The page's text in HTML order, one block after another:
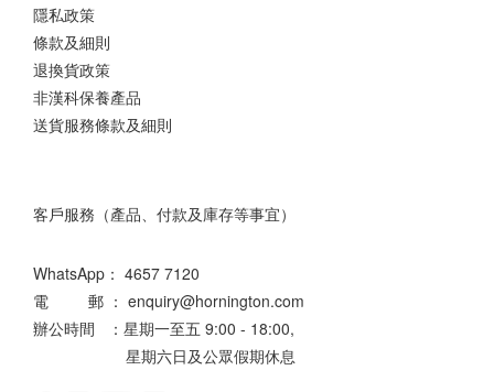
隱私政策
條款及細則
退換貨政策
非漢科保養產品
送貨服務條款及細則
客戶服務（產品、付款及庫存等事宜）
WhatsApp： 4657 7120
電 郵 ： enquiry@hornington.com
辦公時間 ：星期一至五 9:00 - 18:00,
星期六日及公眾假期休息